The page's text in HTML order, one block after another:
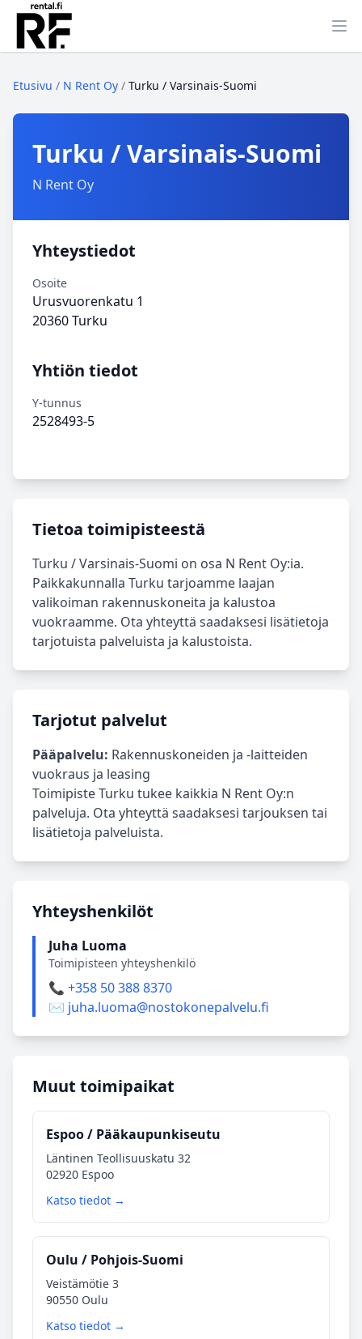
Etusivu / N Rent Oy / Turku / Varsinais-Suomi
Turku / Varsinais-Suomi
N Rent Oy
Yhteystiedot
Osoite
Urusvuorenkatu 1
20360 Turku
Yhtiön tiedot
Y-tunnus
2528493-5
Tietoa toimipisteestä
Turku / Varsinais-Suomi on osa N Rent Oy:ia.
Paikkakunnalla Turku tarjoamme laajan
valikoiman rakennuskoneita ja kalustoa
vuokraamme. Ota yhteyttä saadaksesi lisätietoja
tarjotuista palveluista ja kalustoista.
Tarjotut palvelut
Pääpalvelu: Rakennuskoneiden ja -laitteiden
vuokraus ja leasing
Toimipiste Turku tukee kaikkia N Rent Oy:n
palveluja. Ota yhteyttä saadaksesi tarjouksen tai
lisätietoja palveluista.
Yhteyshenkilöt
Juha Luoma
Toimipisteen yhteyshenkilö
📞 +358 50 388 8370
✉️ juha.luoma@nostokonepalvelu.fi
Muut toimipaikat
Espoo / Pääkaupunkiseutu
Läntinen Teollisuuskatu 32
02920 Espoo
Katso tiedot →
Oulu / Pohjois-Suomi
Veistämötie 3
90550 Oulu
Katso tiedot →